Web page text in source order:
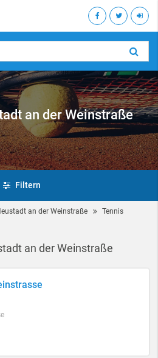
an der Weinstraße
Filtern
an der Weinstraße Tennis
an der Weinstraße